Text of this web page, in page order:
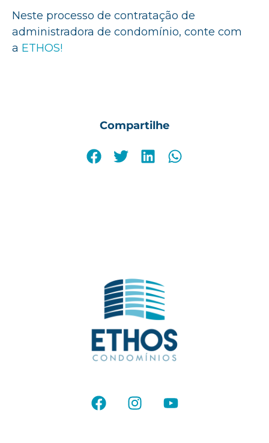
Neste processo de contratação de
administradora de condomínio, conte com
a ETHOS!
Compartilhe